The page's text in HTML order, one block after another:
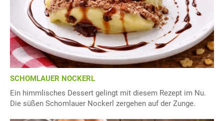
SCHOMLAUER NOCKERL
Ein himmlisches Dessert gelingt mit diesem Rezept im Nu.
Die süßen Schomlauer Nockerl zergehen auf der Zunge.